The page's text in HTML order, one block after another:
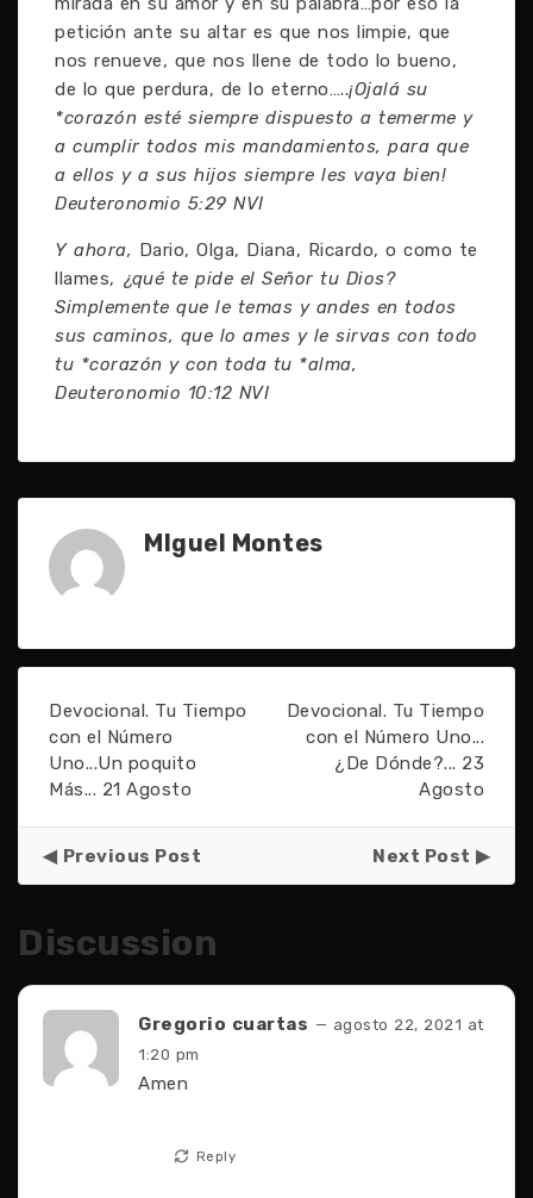
petición ante su altar es que nos limpie, que
nos renueve, que nos llene de todo lo bueno,
de lo que perdura, de lo eterno…..¡Ojalá su
*corazón esté siempre dispuesto a temerme y
a cumplir todos mis mandamientos, para que
a ellos y a sus hijos siempre les vaya bien!
Deuteronomio 5:29 NVI
Y ahora, Dario, Olga, Diana, Ricardo, o como te
llames, ¿qué te pide el Señor tu Dios?
Simplemente que le temas y andes en todos
sus caminos, que lo ames y le sirvas con todo
tu *corazón y con toda tu *alma,
Deuteronomio 10:12 NVI
MIguel Montes
Devocional. Tu Tiempo
con el Número
Uno...Un poquito
Más... 21 Agosto
Devocional. Tu Tiempo
con el Número Uno...
¿De Dónde?... 23
Agosto
Previous Post Next Post
Discussion
Gregorio cuartas — agosto 22, 2021 at
1:20 pm
Amen
Reply